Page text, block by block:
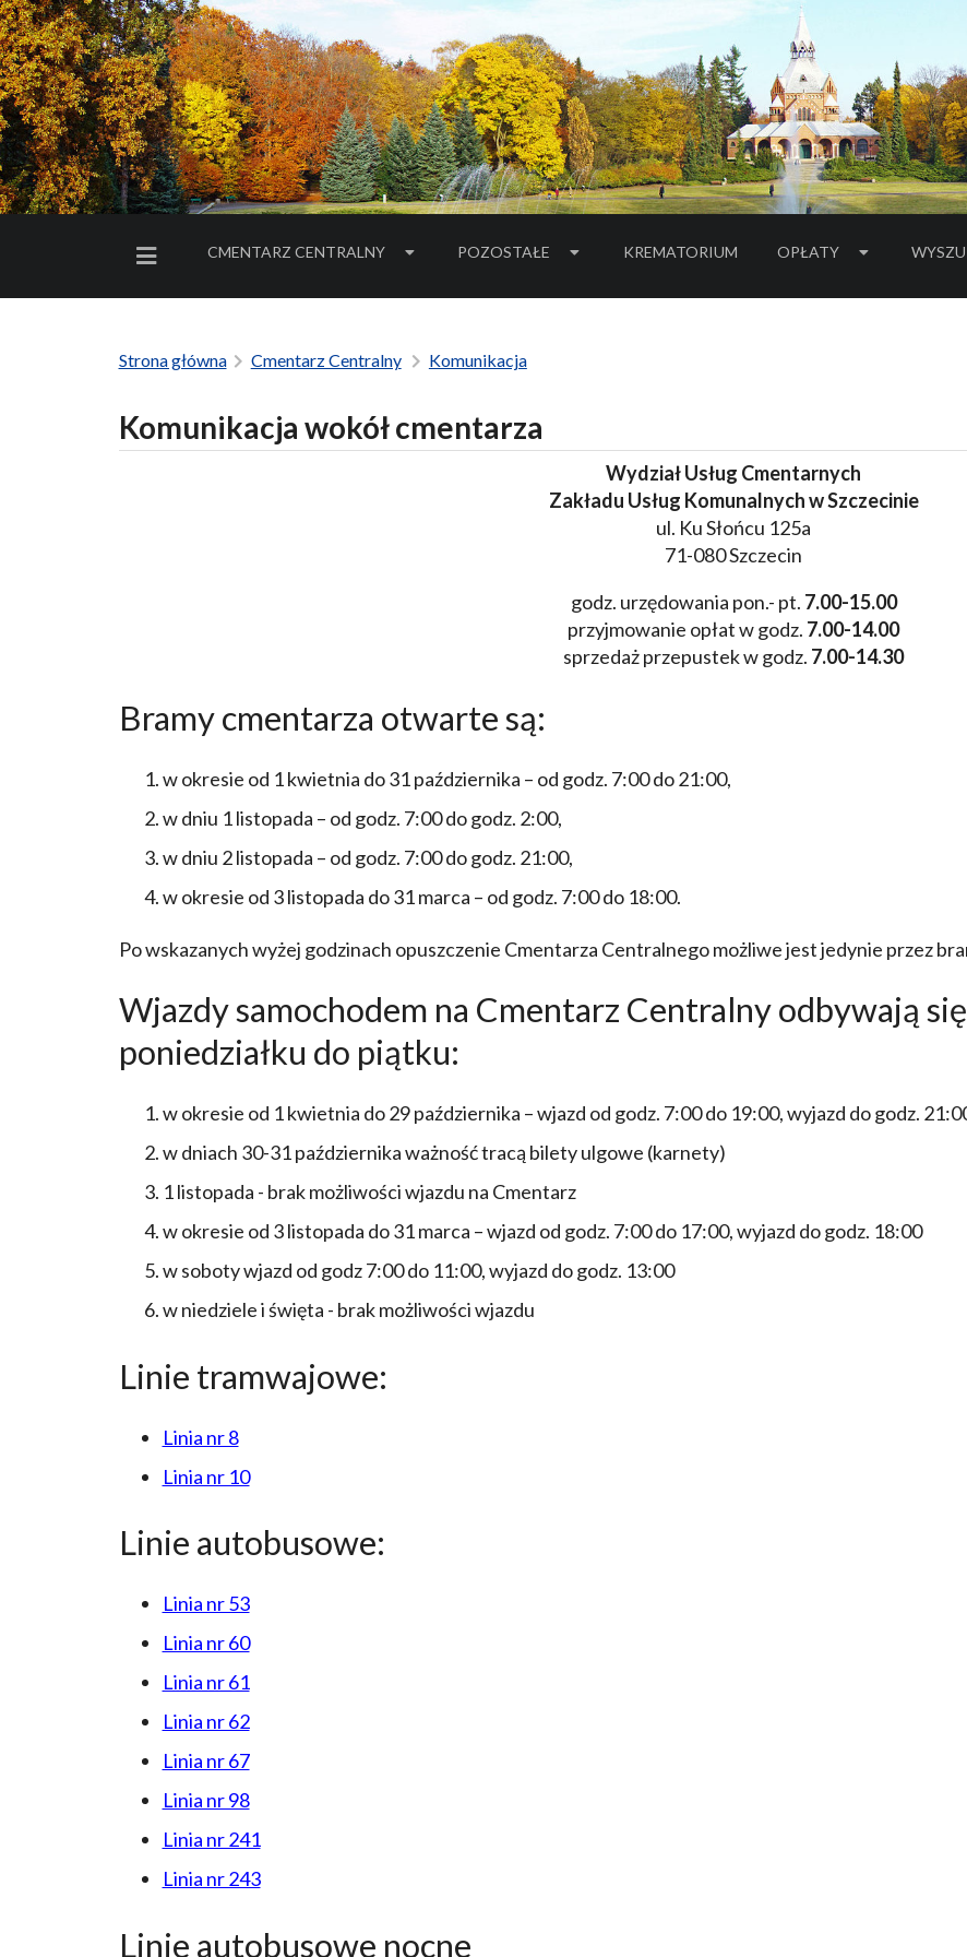
MENU BOCZNE
CMENTARZ CENTRALNY POZOSTAŁE KREMATORIUM OPŁATY
Strona główna Cmentarz Centralny Komunikacja
Komunikacja wokół cmentarza
Wydział Usług Cmentarnych
Zakładu Usług Komunalnych w Szczecinie
ul. Ku Słońcu 125a
71-080 Szczecin
godz. urzędowania pon.- pt. 7.00-15.00
przyjmowanie opłat w godz. 7.00-14.00
sprzedaż przepustek w godz. 7.00-14.30
Bramy cmentarza otwarte są:
w okresie od 1 kwietnia do 31 października – od godz. 7:00 do 21:00,
w dniu 1 listopada – od godz. 7:00 do godz. 2:00,
w dniu 2 listopada – od godz. 7:00 do godz. 21:00,
w okresie od 3 listopada do 31 marca – od godz. 7:00 do 18:00.
Po wskazanych wyżej godzinach opuszczenie Cmentarza Centralnego możliwe jest jedynie przez
Wjazdy samochodem na Cmentarz Centralny odbywają
poniedziałku do piątku:
w okresie od 1 kwietnia do 29 października – wjazd od godz. 7:00 do 19:00, wyjazd do godz.
w dniach 30-31 października ważność tracą bilety ulgowe (karnety)
1 listopada - brak możliwości wjazdu na Cmentarz
w okresie od 3 listopada do 31 marca – wjazd od godz. 7:00 do 17:00, wyjazd do godz. 18:00
w soboty wjazd od godz 7:00 do 11:00, wyjazd do godz. 13:00
w niedziele i święta - brak możliwości wjazdu
Linie tramwajowe:
Linia nr 8
Linia nr 10
Linie autobusowe:
Linia nr 53
Linia nr 60
Linia nr 61
Linia nr 62
Linia nr 67
Linia nr 98
Linia nr 241
Linia nr 243
Linie autobusowe nocne